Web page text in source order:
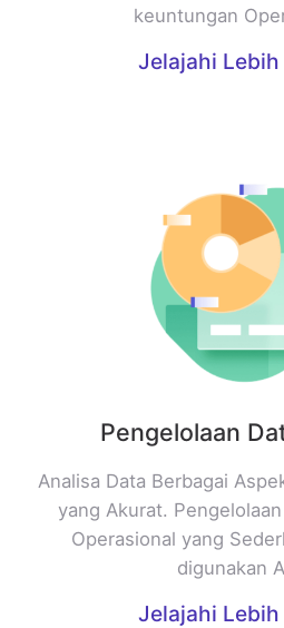
keuntungan
Jelajahi
Pengelolaan
Analisa Data Berbagai
yang Akurat.
Operasional yang
digunakan
Jelajahi